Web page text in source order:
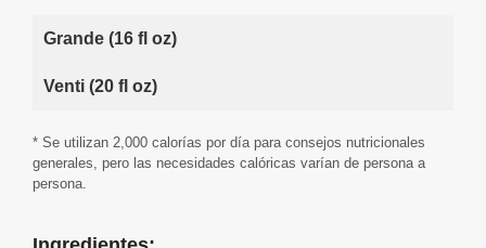
Grande (16 fl oz)
Venti (20 fl oz)
* Se utilizan 2,000 calorías por día para consejos nutricionales
generales, pero las necesidades calóricas varían de persona a
persona.